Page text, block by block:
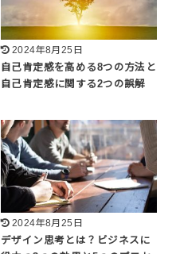
2024年8月25日
自己肯定感を高める8つの方法と
自己肯定感に関する2つの誤解
2024年8月25日
デザイン思考とは？ビジネスに